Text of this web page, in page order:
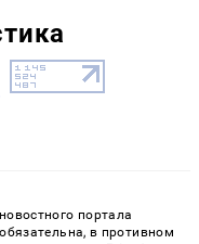
портала
в противном